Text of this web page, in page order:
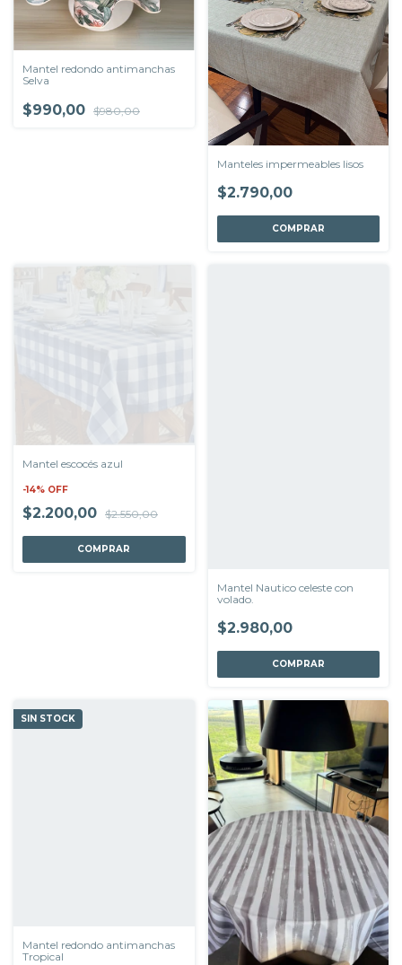
Mantel redondo antimanchas
Selva
$990,00 $980,00
Manteles impermeables lisos
$2.790,00
COMPRAR
Mantel escocés azul
-14% OFF
$2.200,00 $2.550,00
COMPRAR
Mantel Nautico celeste con
volado.
$2.980,00
COMPRAR
SIN STOCK
Mantel redondo antimanchas
Tropical